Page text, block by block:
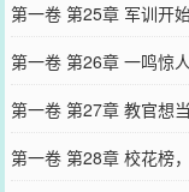
第一卷 第25章 军训开
第一卷 第26章 一鸣惊
第一卷 第27章 教官想
第一卷 第28章 校花榜